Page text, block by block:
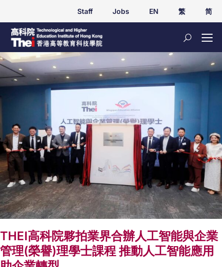
Staff Jobs EN 繁 简
THEI高科院夥拍業界合辦人工智能與企業
管理(榮譽)理學士課程 推動人工智能應用